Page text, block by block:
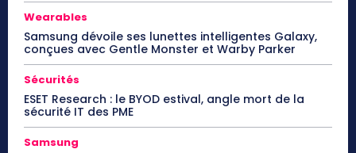
Wearables
Samsung dévoile ses lunettes intelligentes Galaxy,
conçues avec Gentle Monster et Warby Parker
Sécurités
ESET Research : le BYOD estival, angle mort de la
sécurité IT des PME
Samsung